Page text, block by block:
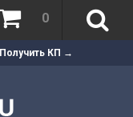
Получить КП →
0